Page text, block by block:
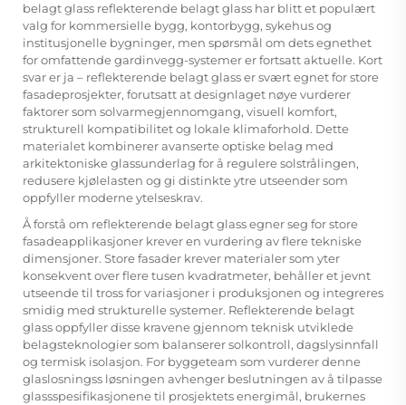
belagt glass reflekterende belagt glass har blitt et populært
valg for kommersielle bygg, kontorbygg, sykehus og
institusjonelle bygninger, men spørsmål om dets egnethet
for omfattende gardinvegg-systemer er fortsatt aktuelle. Kort
svar er ja – reflekterende belagt glass er svært egnet for store
fasadeprosjekter, forutsatt at designlaget nøye vurderer
faktorer som solvarmegjennomgang, visuell komfort,
strukturell kompatibilitet og lokale klimaforhold. Dette
materialet kombinerer avanserte optiske belag med
arkitektoniske glassunderlag for å regulere solstrålingen,
redusere kjølelasten og gi distinkte ytre utseender som
oppfyller moderne ytelseskrav.
Å forstå om reflekterende belagt glass egner seg for store
fasadeapplikasjoner krever en vurdering av flere tekniske
dimensjoner. Store fasader krever materialer som yter
konsekvent over flere tusen kvadratmeter, behåller et jevnt
utseende til tross for variasjoner i produksjonen og integreres
smidig med strukturelle systemer. Reflekterende belagt
glass oppfyller disse kravene gjennom teknisk utviklede
belagsteknologier som balanserer solkontroll, dagslysinnfall
og termisk isolasjon. For byggeteam som vurderer denne
glaslosningss løsningen avhenger beslutningen av å tilpasse
glassspesifikasjonene til prosjektets energimål, brukernes